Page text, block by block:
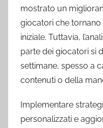
mostrato un
giocatori che
iniziale. Tuttavia,
parte dei giocatori si
settimane, spesso a
contenuti o della
Implementare
personalizzati e